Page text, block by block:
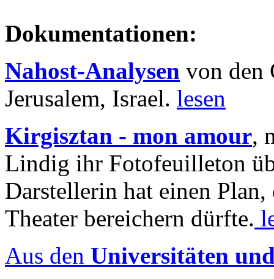
Dokumentationen:
Nahost-Analysen von den
Jerusalem, Israel. lesen
Kirgisztan - mon amour,
Lindig ihr Fotofeuilleton
Darstellerin hat einen Plan,
Theater bereichern dürfte.
Aus den Universitäten